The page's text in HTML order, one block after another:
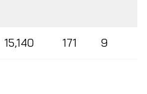
15,140 171 9